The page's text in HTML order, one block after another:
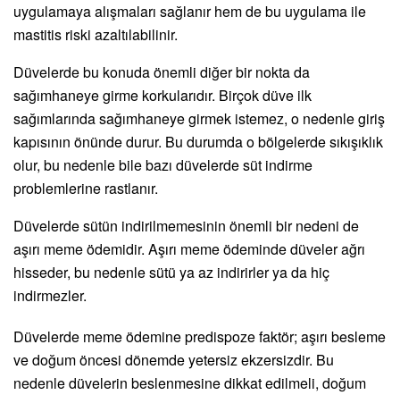
uygulamaya alışmaları sağlanır hem de bu uygulama ile
mastitis riski azaltılabilinir.
Düvelerde bu konuda önemli diğer bir nokta da
sağımhaneye girme korkularıdır. Birçok düve ilk
sağımlarında sağımhaneye girmek istemez, o nedenle giriş
kapısının önünde durur. Bu durumda o bölgelerde sıkışıklık
olur, bu nedenle bile bazı düvelerde süt indirme
problemlerine rastlanır.
Düvelerde sütün indirilmemesinin önemli bir nedeni de
aşırı meme ödemidir. Aşırı meme ödeminde düveler ağrı
hisseder, bu nedenle sütü ya az indirirler ya da hiç
indirmezler.
Düvelerde meme ödemine predispoze faktör; aşırı besleme
ve doğum öncesi dönemde yetersiz ekzersizdir. Bu
nedenle düvelerin beslenmesine dikkat edilmeli, doğum